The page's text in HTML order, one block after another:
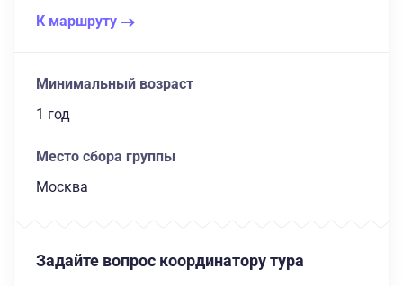
К маршруту
Минимальный возраст
1 год
Место сбора группы
Москва
Задайте вопрос координатору тура